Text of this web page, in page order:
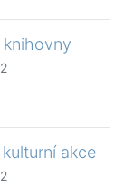
akce